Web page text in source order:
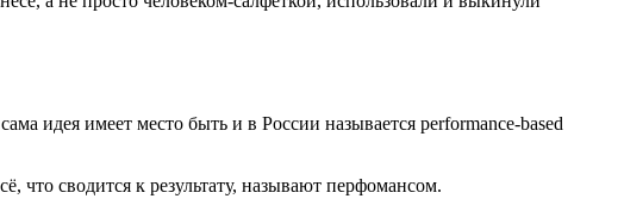
идея имеет место быть и в России называется performance-based
что сводится к результату, называют перфомансом.